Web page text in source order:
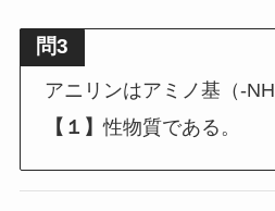
問3
アニリンはアミノ基（-NH
【１】性物質である。